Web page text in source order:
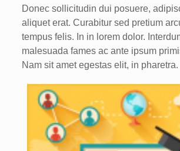
Donec sollicitudin dui posuere,
aliquet erat. Curabitur sed pretium
tempus felis. In in lorem dolor.
malesuada fames ac ante ipsum
Nam sit amet egestas elit, in pharetra.